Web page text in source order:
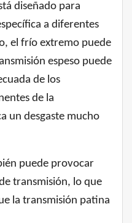
diseñado para
a diferentes
el frío extremo puede
espeso puede
de los
de la
un desgaste mucho
puede provocar
transmisión, lo que
la transmisión patina